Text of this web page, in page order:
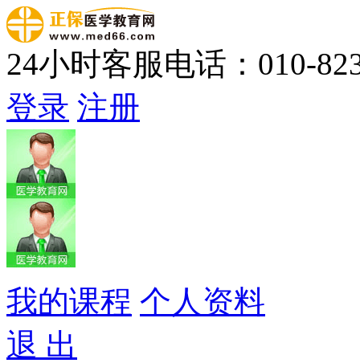
24小时客服电话：010-
登录 注册
我的课程 个人资料
退 出